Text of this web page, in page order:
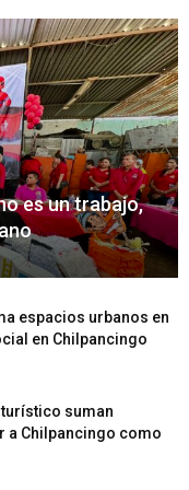
es un trabajo,
espacios urbanos en
en Chilpancingo
suman
a Chilpancingo como